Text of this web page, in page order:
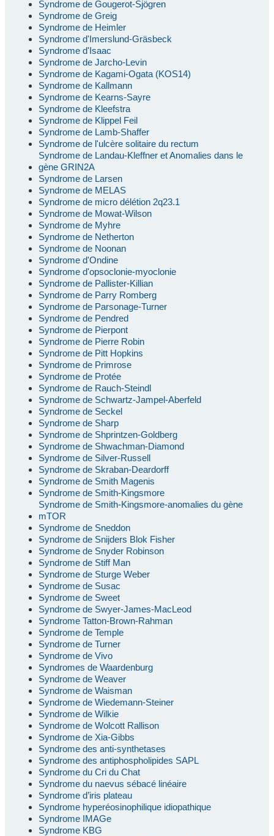
Syndrome de Gougerot-Sjögren
Syndrome de Greig
Syndrome de Heimler
Syndrome d'Imerslund-Gräsbeck
Syndrome d'Isaac
Syndrome de Jarcho-Levin
Syndrome de Kagami-Ogata (KOS14)
Syndrome de Kallmann
Syndrome de Kearns-Sayre
Syndrome de Kleefstra
Syndrome de Klippel Feil
Syndrome de Lamb-Shaffer
Syndrome de l'ulcère solitaire du rectum
Syndrome de Landau-Kleffner et Anomalies dans le
gène GRIN2A
Syndrome de Larsen
Syndrome de MELAS
Syndrome de micro délétion 2q23.1
Syndrome de Mowat-Wilson
Syndrome de Myhre
Syndrome de Netherton
Syndrome de Noonan
Syndrome d'Ondine
Syndrome d'opsoclonie-myoclonie
Syndrome de Pallister-Killian
Syndrome de Parry Romberg
Syndrome de Parsonage-Turner
Syndrome de Pendred
Syndrome de Pierpont
Syndrome de Pierre Robin
Syndrome de Pitt Hopkins
Syndrome de Primrose
Syndrome de Protée
Syndrome de Rauch-Steindl
Syndrome de Schwartz-Jampel-Aberfeld
Syndrome de Seckel
Syndrome de Sharp
Syndrome de Shprintzen-Goldberg
Syndrome de Shwachman-Diamond
Syndrome de Silver-Russell
Syndrome de Skraban-Deardorff
Syndrome de Smith Magenis
Syndrome de Smith-Kingsmore
Syndrome de Smith-Kingsmore-anomalies du gène
mTOR
Syndrome de Sneddon
Syndrome de Snijders Blok Fisher
Syndrome de Snyder Robinson
Syndrome de Stiff Man
Syndrome de Sturge Weber
Syndrome de Susac
Syndrome de Sweet
Syndrome de Swyer-James-MacLeod
Syndrome Tatton-Brown-Rahman
Syndrome de Temple
Syndrome de Turner
Syndrome de Vivo
Syndromes de Waardenburg
Syndrome de Weaver
Syndrome de Waisman
Syndrome de Wiedemann-Steiner
Syndrome de Wilkie
Syndrome de Wolcott Rallison
Syndrome de Xia-Gibbs
Syndrome des anti-synthetases
Syndrome des antiphospholipides SAPL
Syndrome du Cri du Chat
Syndrome du naevus sébacé linéaire
Syndrome d’iris plateau
Syndrome hyperéosinophilique idiopathique
Syndrome IMAGe
Syndrome KBG